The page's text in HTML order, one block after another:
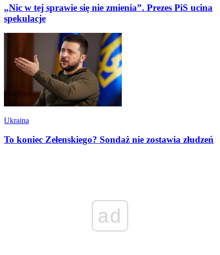
„Nic w tej sprawie się nie zmienia”. Prezes PiS ucina
spekulacje
Ukraina
To koniec Zełenskiego? Sondaż nie zostawia złudzeń
ad